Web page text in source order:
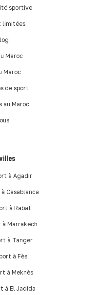
sportive
limitées
Maroc
Maroc
de sport
au Maroc
à Agadir
Casablanca
à Rabat
à Marrakech
à Tanger
à Fès
à Meknès
à El Jadida